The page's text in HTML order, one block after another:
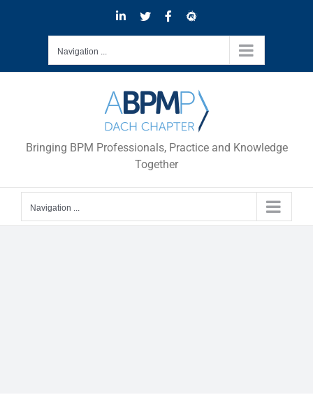
LinkedIn
TwitterFacebookMeetup
Navigation ...
Bringing BPM Professionals, Practice and Knowledge
Together
Navigation ...